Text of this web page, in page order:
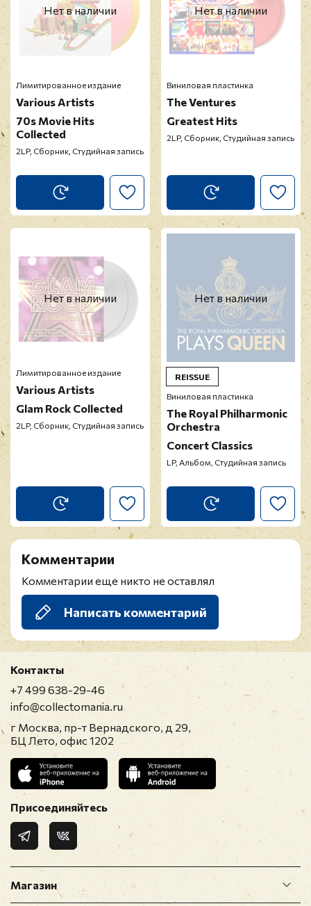
Нет в наличии
Лимитированное издание
Various Artists
70s Movie Hits
Collected
2LP, Сборник, Студийная запись
Нет в наличии
Виниловая пластинка
The Ventures
Greatest Hits
2LP, Сборник, Студийная запись
Нет в наличии
Лимитированное издание
Various Artists
Glam Rock Collected
2LP, Сборник, Студийная запись
Нет в наличии
REISSUE
Виниловая пластинка
The Royal Philharmonic
Orchestra
Concert Classics
LP, Альбом, Студийная запись
Комментарии
Комментарии еще никто не оставлял
Написать комментарий
Магазин
Контакты
+7 499 638-29-46
info@collectomania.ru
г Москва, пр-т Вернадского, д 29,
БЦ Лето, офис 1202
Присоединяйтесь